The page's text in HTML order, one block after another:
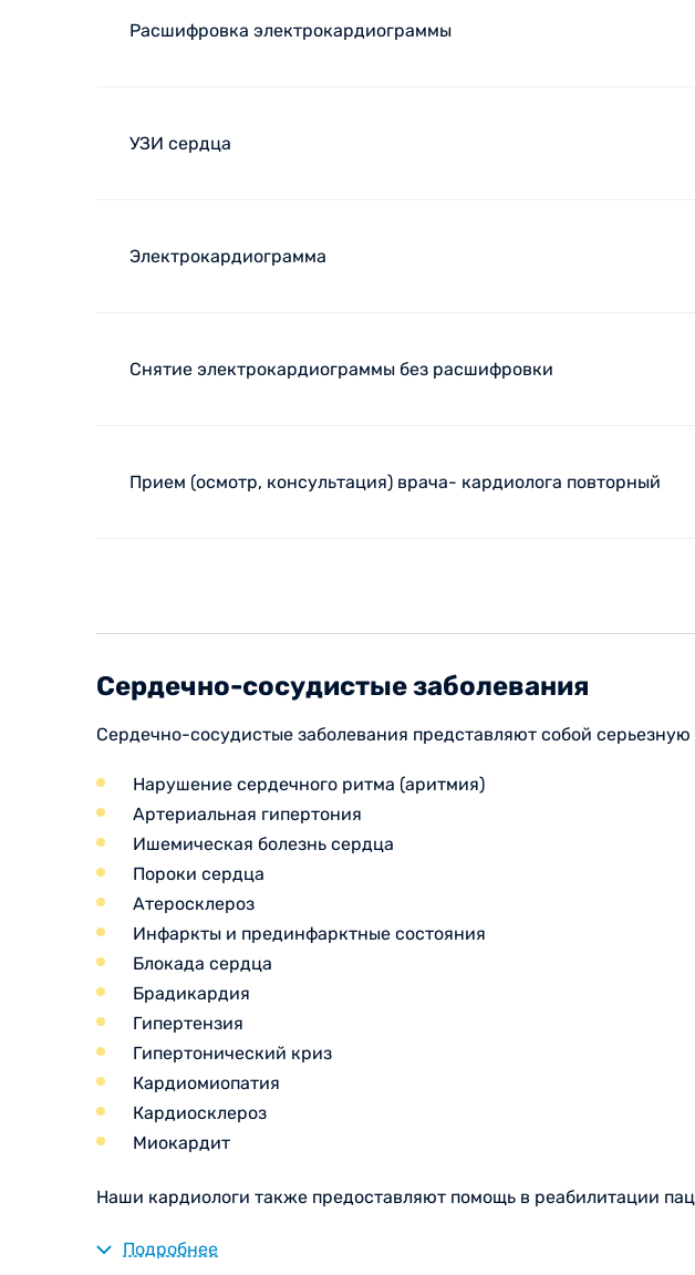
Расшифровка электрокардиограммы
УЗИ сердца
Электрокардиограмма
Снятие электрокардиограммы без расшифровки
Прием (осмотр, консультация) врача- кардиолога повторный
Сердечно-сосудистые заболевания
Сердечно-сосудистые заболевания представляют собой
Нарушение сердечного ритма (аритмия)
Артериальная гипертония
Ишемическая болезнь сердца
Пороки сердца
Атеросклероз
Инфаркты и прединфарктные состояния
Блокада сердца
Брадикардия
Гипертензия
Гипертонический криз
Кардиомиопатия
Кардиосклероз
Миокардит
Наши кардиологи также предоставляют помощь в реабилитации
Подробнее